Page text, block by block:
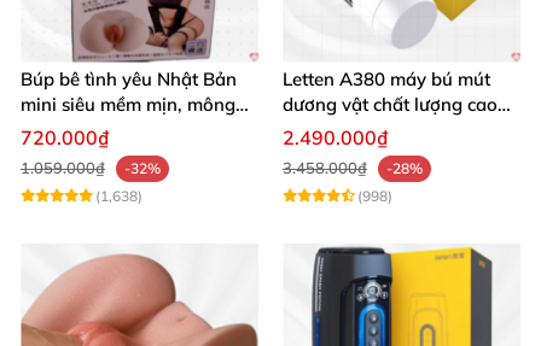
Búp bê tình yêu Nhật Bản
mini siêu mềm mịn, mông
tròn quyến rũ
720.000₫
1.059.000₫
-32%
(1,638)
Letten A380 máy bú mút
dương vật chất lượng cao
giá tốt
2.490.000₫
3.458.000₫
-28%
(998)